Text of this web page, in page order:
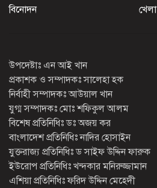
বিনোদন
খেলা
উপদেষ্টাঃ এন আই খান
প্রকাশক ও সম্পাদকঃ সালেহা হক
নির্বাহী সম্পাদকঃ আউয়াল খান
যুগ্ম সম্পাদকঃ মোঃ শফিকুল আলম
বিশেষ প্রতিনিধিঃ ডঃ অজয় কর
বাংলাদেশ প্রতিনিধিঃ নাদির হোসাইন
যুক্তরাজ্য প্রতিনিধিঃ ড সাইফ উদ্দিন ফারুক
ইউরোপ প্রতিনিধিঃ খন্দকার মনিরুজ্জামান
এশিয়া প্রতিনিধিঃ ফরিদ উদ্দিন মেহেদী